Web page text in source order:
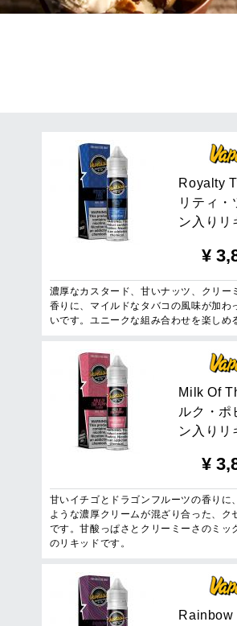
Roya lty T
リ テ ィ ・
ン 入 り リ
¥
濃厚なカスタード、甘いナッツ、クリー
香りに、マイルドなタバコの風味が加わ
いです。ユニークな組み合わせを楽しめ
M i k Of T
ルク ・ ポ
ン 入 り リ
¥
甘いイチゴとドラゴンフルーツの香りに
ような濃厚クリームが混ざり合った、ク
です。甘酸っぱさとクリーミーさのミッ
のリキッドです。
Rain bow